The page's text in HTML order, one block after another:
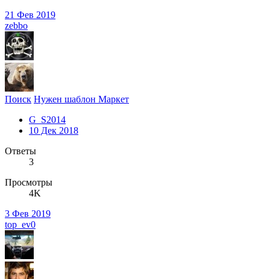
21 Фев 2019
zebbo
Поиск Нужен шаблон Маркет
G_S2014
10 Дек 2018
Ответы
3
Просмотры
4K
3 Фев 2019
top_ev0